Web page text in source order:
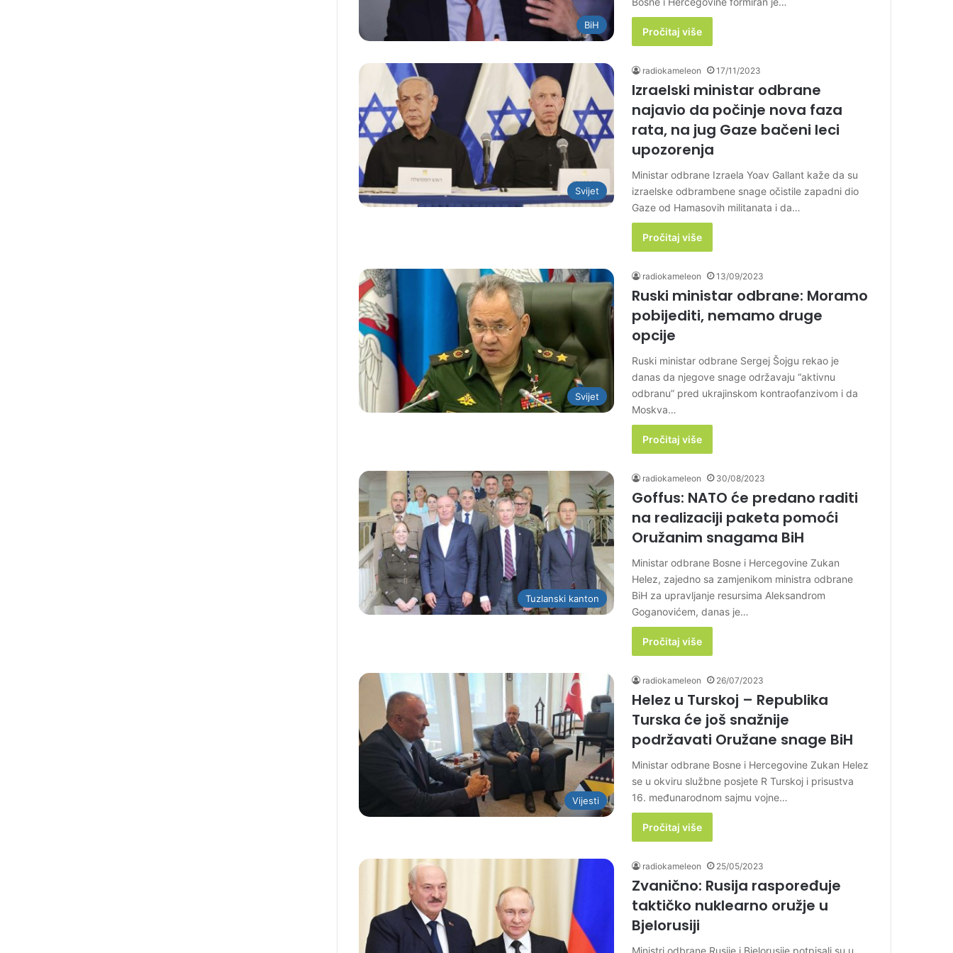
BiH
Pročitaj više
Svijet
radiokameleon 17/11/2023
Izraelski ministar odbrane
najavio da počinje nova faza
rata, na jug Gaze bačeni leci
upozorenja
Ministar odbrane Izraela Yoav Gallant kaže da su
izraelske odbrambene snage očistile zapadni dio
Gaze od Hamasovih militanata i da…
Pročitaj više
Svijet
radiokameleon 13/09/2023
Ruski ministar odbrane: Moramo
pobijediti, nemamo druge
opcije
Ruski ministar odbrane Sergej Šojgu rekao je
danas da njegove snage održavaju “aktivnu
odbranu” pred ukrajinskom kontraofanzivom i da
Moskva…
Pročitaj više
Tuzlanski kanton
radiokameleon 30/08/2023
Goffus: NATO će predano raditi
na realizaciji paketa pomoći
Oružanim snagama BiH
Ministar odbrane Bosne i Hercegovine Zukan
Helez, zajedno sa zamjenikom ministra odbrane
BiH za upravljanje resursima Aleksandrom
Goganovićem, danas je…
Pročitaj više
Vijesti
radiokameleon 26/07/2023
Helez u Turskoj – Republika
Turska će još snažnije
podržavati Oružane snage BiH
Ministar odbrane Bosne i Hercegovine Zukan Helez
se u okviru službne posjete R Turskoj i prisustva
16. međunarodnom sajmu vojne…
Pročitaj više
radiokameleon 25/05/2023
Zvanično: Rusija raspoređuje
taktičko nuklearno oružje u
Bjelorusiji
Ministri odbrane Rusije i Bjelorusije potpisali su u